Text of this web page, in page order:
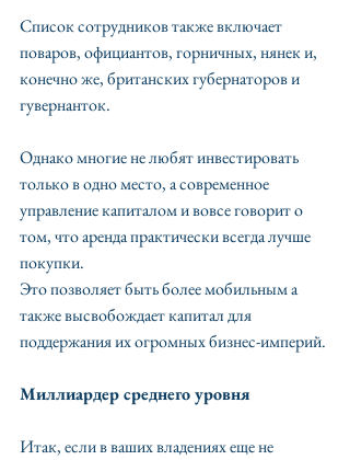
Список сотрудников также включает
поваров, официантов, горничных, нянек и,
конечно же, британских губернаторов и
гувернанток.
Однако многие не любят инвестировать
только в одно место, а современное
управление капиталом и вовсе говорит о
том, что аренда практически всегда лучше
покупки.
Это позволяет быть более мобильным а
также высвобождает капитал для
поддержания их огромных бизнес-империй.
Миллиардер среднего уровня
Итак, если в ваших владениях еще не